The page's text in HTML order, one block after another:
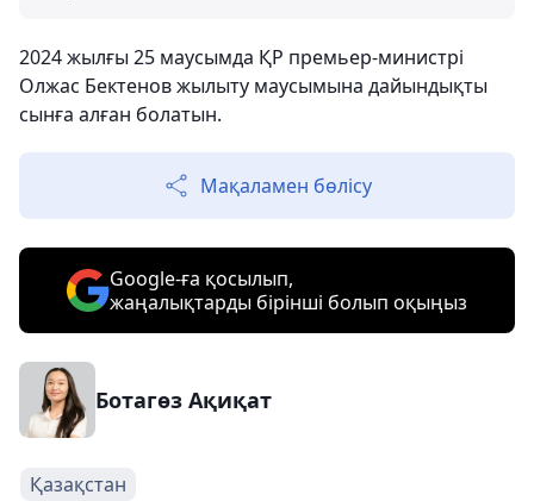
2024 жылғы 25 маусымда ҚР премьер-министрі
Олжас Бектенов жылыту маусымына дайындықты
сынға алған болатын.
Мақаламен бөлісу
Google-ға қосылып,
жаңалықтарды бірінші болып оқыңыз
Ботагөз Ақиқат
Қазақстан